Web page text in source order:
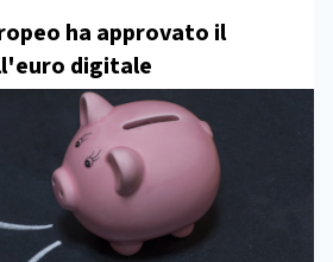
ha approvato il
digitale